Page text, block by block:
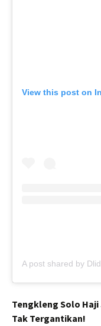
View this post on
Tengkleng Solo
Tak Tergantikan!